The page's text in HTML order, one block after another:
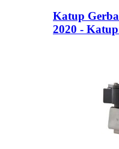
Katup
2020 -